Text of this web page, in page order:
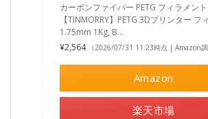
カーボンファイバー PETG フィラメン
【TINMORRY】PETG 3Dプリンター フ
1.75mm 1Kg, B…
¥2,564 （2026/07/31 11:23時点 | Amazon調
Amazon
楽天市場